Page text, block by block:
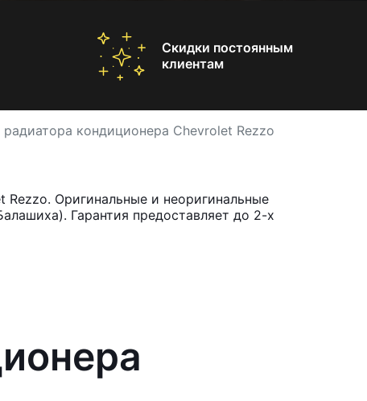
Скидки постоянным
клиентам
радиатора кондиционера Chevrolet Rezzo
Оригинальные и неоригинальные
Гарантия предоставляет до 2-х